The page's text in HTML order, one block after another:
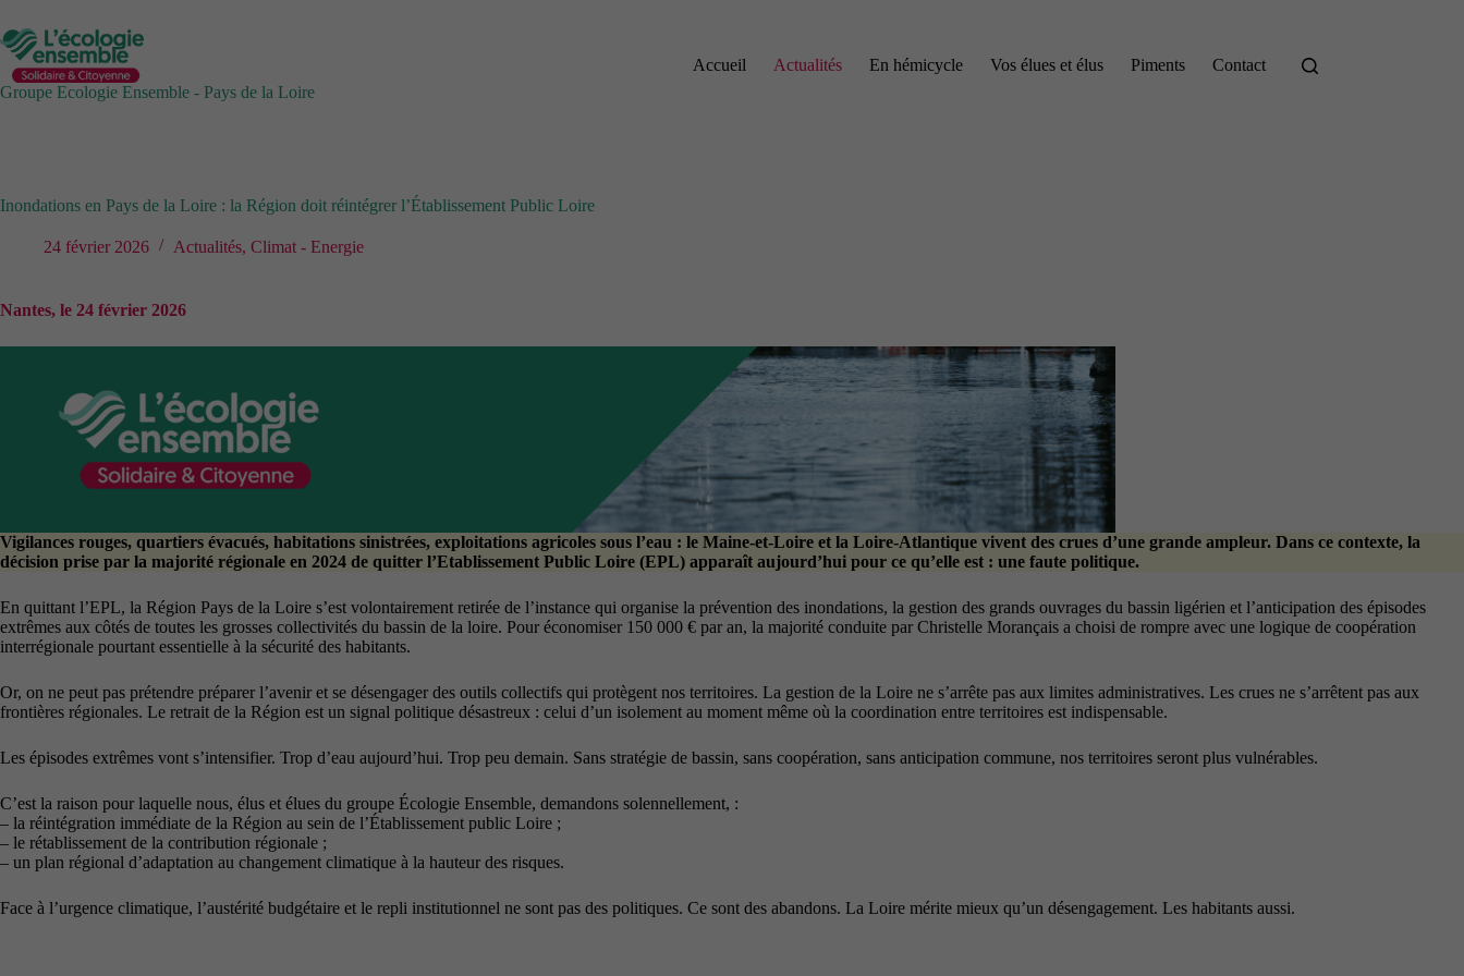
au
contenu
Groupe Ecologie Ensemble - Pays de la Loire
Accueil Actualités En hémicycle Vos élues et élus Piments Contact
Inondations en Pays de la Loire : la Région doit réintégrer l’Établissement Public Loire
24 février 2026 Actualités, Climat - Energie
Nantes, le 24 février 2026
Vigilances rouges, quartiers évacués, habitations sinistrées, exploitations agricoles sous l’eau : le Maine-et-Loire et la Loire-Atlantique vivent des crues d’une grande ampleur. Dans ce contexte, la
décision prise par la majorité régionale en 2024 de quitter l’Etablissement Public Loire (EPL) apparaît aujourd’hui pour ce qu’elle est : une faute politique.
En quittant l’EPL, la Région Pays de la Loire s’est volontairement retirée de l’instance qui organise la prévention des inondations, la gestion des grands ouvrages du bassin ligérien et l’anticipation des épisodes
extrêmes aux côtés de toutes les grosses collectivités du bassin de la loire. Pour économiser 150 000 € par an, la majorité conduite par Christelle Morançais a choisi de rompre avec une logique de coopération
interrégionale pourtant essentielle à la sécurité des habitants.
Or, on ne peut pas prétendre préparer l’avenir et se désengager des outils collectifs qui protègent nos territoires. La gestion de la Loire ne s’arrête pas aux limites administratives. Les crues ne s’arrêtent pas aux
frontières régionales. Le retrait de la Région est un signal politique désastreux : celui d’un isolement au moment même où la coordination entre territoires est indispensable.
Les épisodes extrêmes vont s’intensifier. Trop d’eau aujourd’hui. Trop peu demain. Sans stratégie de bassin, sans coopération, sans anticipation commune, nos territoires seront plus vulnérables.
C’est la raison pour laquelle nous, élus et élues du groupe Écologie Ensemble, demandons solennellement, :
– la réintégration immédiate de la Région au sein de l’Établissement public Loire ;
– le rétablissement de la contribution régionale ;
– un plan régional d’adaptation au changement climatique à la hauteur des risques.
Face à l’urgence climatique, l’austérité budgétaire et le repli institutionnel ne sont pas des politiques. Ce sont des abandons. La Loire mérite mieux qu’un désengagement. Les habitants aussi.